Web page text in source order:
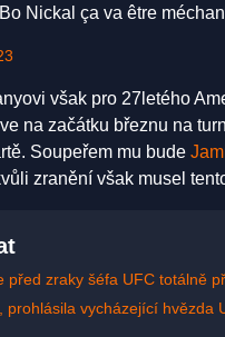
Bo Nickal ça va être
však pro 27letého
na začátku březnu na
Soupeřem mu bude
zranění však musel
před zraky šéfa UFC totálně
prohlásila vycházející hvězda